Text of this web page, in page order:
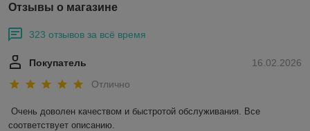
Отзывы о магазине
323 отзывов за всё время
16.02.2026
Покупатель
Отлично
Очень доволен качеством и быстротой обслуживания. Все
соответствует описанию.